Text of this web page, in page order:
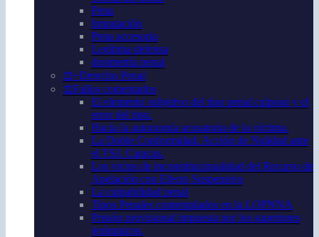
Pena
Imputación
Pena accesoria
Legítima defensa
dosimetría penal
⚖️+Derecho Penal
⚖️Fallos comentados
El elemento subjetivo del tipo penal culposo y el
error del tipo.
Hacia la autonomía acusatoria de la víctima.
La Doble Conformidad. Acción de Nulidad ante
el TSJ. Caracas.
Los vicios de inconstitucionalidad del Recurso de
Apelación con Efecto Suspensivo
La culpabilidad penal
Tipos Penales contemplados en la LOPNNA
Prisión provisional impuesta por los superiores
jerárquicos.